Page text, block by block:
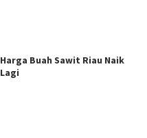
Harga Buah Sawit Riau Naik
Lagi